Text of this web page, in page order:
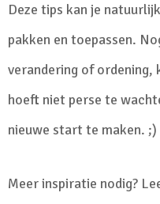
Deze tips kan je
pakken en toepassen.
verandering of
hoeft niet perse te
nieuwe start te maken. ;)
Meer inspiratie nodig?